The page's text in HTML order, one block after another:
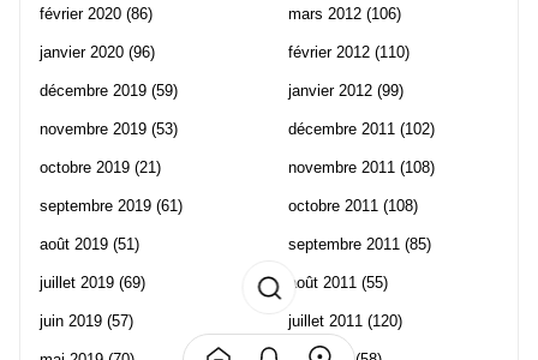
février 2020 (86)
janvier 2020 (96)
décembre 2019 (59)
novembre 2019 (53)
octobre 2019 (21)
septembre 2019 (61)
août 2019 (51)
juillet 2019 (69)
juin 2019 (57)
mars 2012 (106)
février 2012 (110)
janvier 2012 (99)
décembre 2011 (102)
novembre 2011 (108)
octobre 2011 (108)
septembre 2011 (85)
août 2011 (55)
juillet 2011 (120)